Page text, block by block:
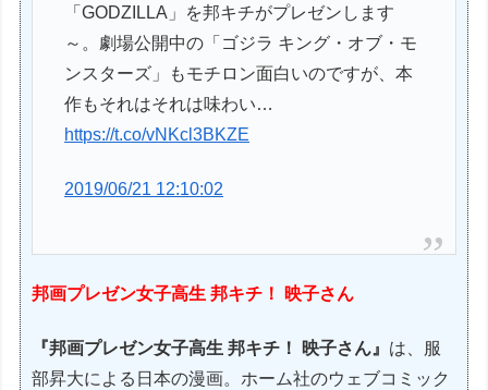
「GODZILLA」を邦キチがプレゼンします
～。劇場公開中の「ゴジラ キング・オブ・モ
ンスターズ」もモチロン面白いのですが、本
作もそれはそれは味わい…
https://t.co/vNKcl3BKZE
2019/06/21 12:10:02
邦画プレゼン女子高生 邦キチ！ 映子さん
『邦画プレゼン女子高生 邦キチ！ 映子さん』 は、服
部昇大による日本の漫画。ホーム社のウェブコミック